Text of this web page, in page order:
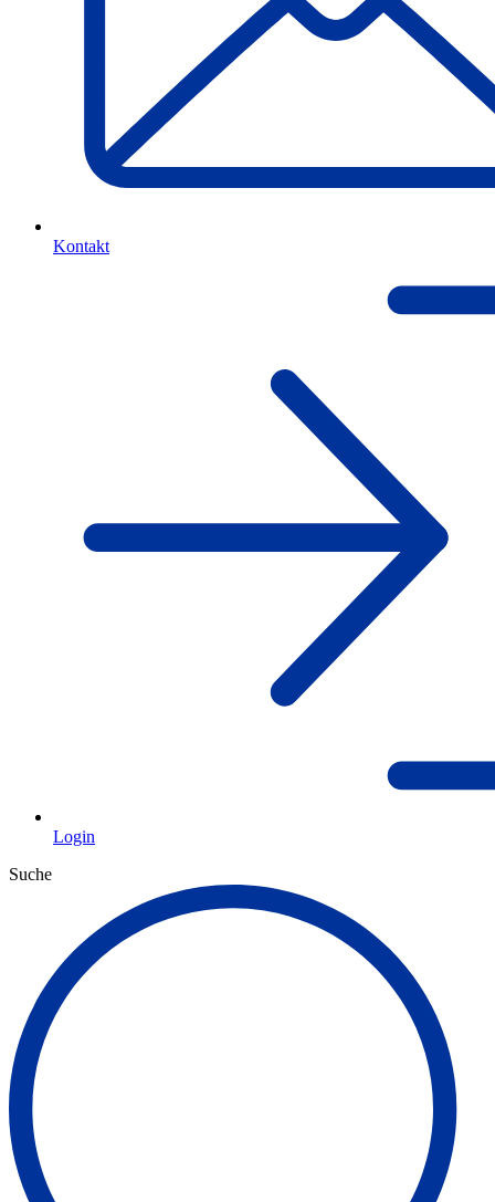
Kontakt
Login
Suche